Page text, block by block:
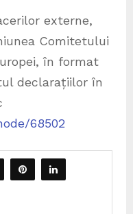
externe,
Comitetului
în format
declarațiilor în
68502